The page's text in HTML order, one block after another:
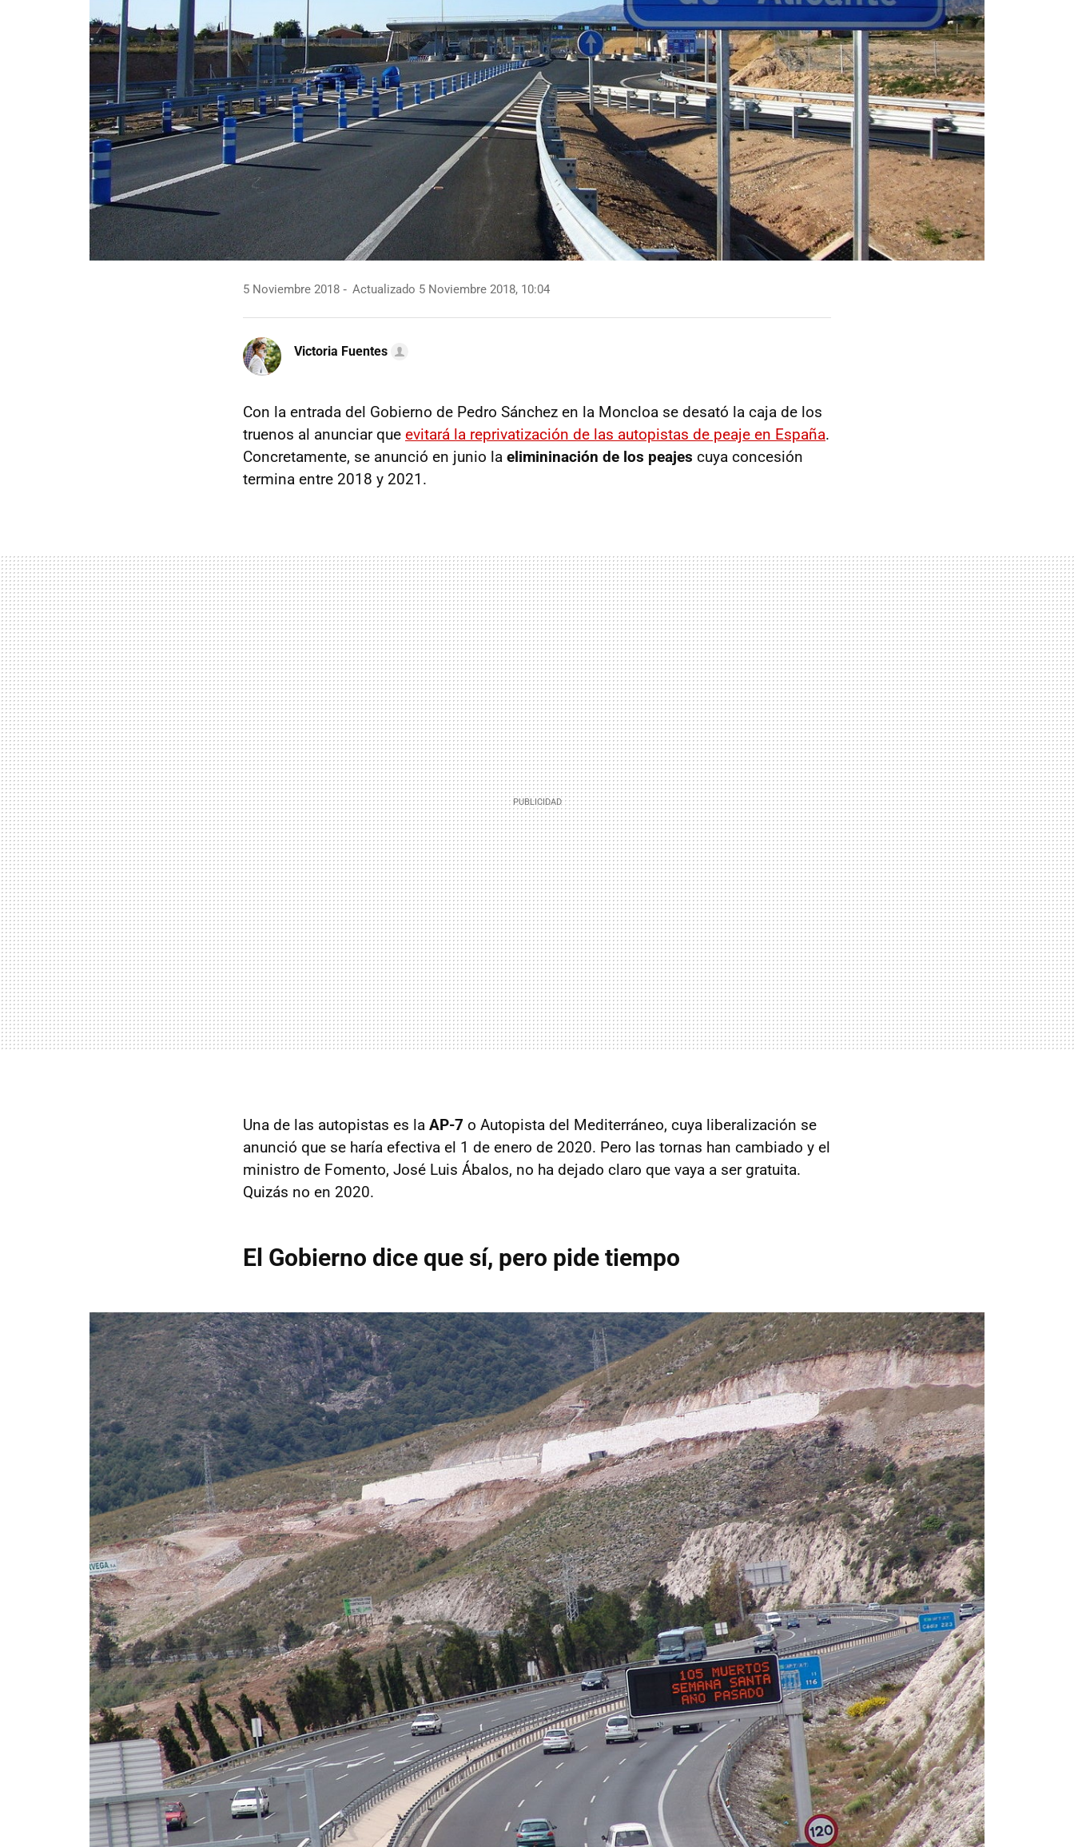
5 Noviembre 2018 Actualizado 5 Noviembre 2018, 10:04
Victoria Fuentes
Con la entrada del Gobierno de Pedro Sánchez en la Moncloa se desató la caja de los
truenos al anunciar que evitará la reprivatización de las autopistas de peaje en España.
Concretamente, se anunció en junio la elimininación de los peajes cuya concesión
termina entre 2018 y 2021.
Una de las autopistas es la AP-7 o Autopista del Mediterráneo, cuya liberalización se
anunció que se haría efectiva el 1 de enero de 2020. Pero las tornas han cambiado y el
ministro de Fomento, José Luis Ábalos, no ha dejado claro que vaya a ser gratuita.
Quizás no en 2020.
El Gobierno dice que sí, pero pide tiempo